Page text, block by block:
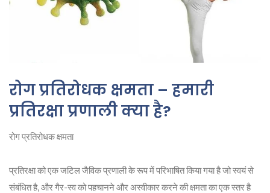
रोग प्रतिरोधक क्षमता – हमारी
प्रतिरक्षा प्रणाली क्या है?
रोग प्रतिरोधक क्षमता
प्रतिरक्षा को एक जटिल जैविक प्रणाली के रूप में परिभाषित किया गया है जो स्वयं से
संबंधित है, और गैर-स्व को पहचानने और अस्वीकार करने की क्षमता का एक स्तर है